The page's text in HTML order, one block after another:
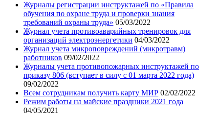
Журналы регистрации инструктажей по «Правила
обучения по охране труда и проверки знания
требований охраны труда» 05/03/2022
Журнал учета противоаварийных тренировок для
организаций электроэнергетики 04/03/2022
Журнал учета микроповреждений (микротравм)
работников 09/02/2022
Журналы учета противопожарных инструктажей по
приказу 806 (вступает в силу с 01 марта 2022 года)
09/02/2022
Всем сотрудникам получить карту МИР 02/02/2022
Режим работы на майские праздники 2021 года
04/05/2021